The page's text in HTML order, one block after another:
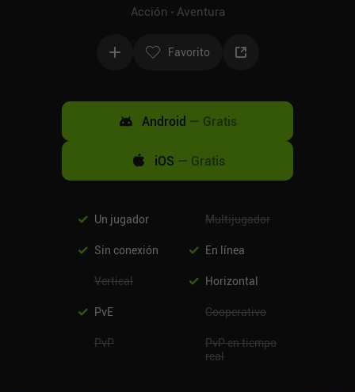
Acción Aventura
Favorito
Android — Gratis
iOS — Gratis
Un jugador Multijugador
Sin conexión En línea
Vertical Horizontal
PvE Cooperativo
PvP
PvP en tiempo
real